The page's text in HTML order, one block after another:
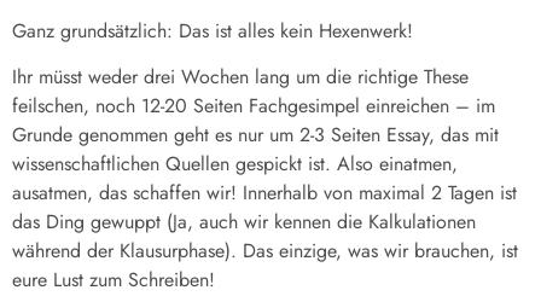
Ganz grundsätzlich: Das ist alles kein Hexenwerk!
Ihr müsst weder drei Wochen lang um die richtige These
feilschen, noch 12-20 Seiten Fachgesimpel einreichen – im
Grunde genommen geht es nur um 2-3 Seiten Essay, das mit
wissenschaftlichen Quellen gespickt ist. Also einatmen,
ausatmen, das schaffen wir! Innerhalb von maximal 2 Tagen ist
das Ding gewuppt (Ja, auch wir kennen die Kalkulationen
während der Klausurphase). Das einzige, was wir brauchen, ist
eure Lust zum Schreiben!